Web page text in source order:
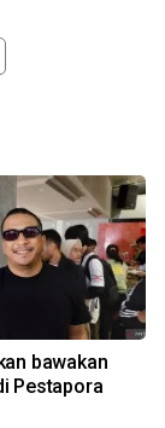
bawakan
Pestapora